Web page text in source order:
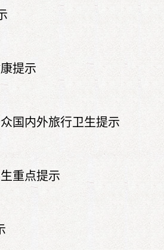
提示
国内外旅行卫生提示
重点提示